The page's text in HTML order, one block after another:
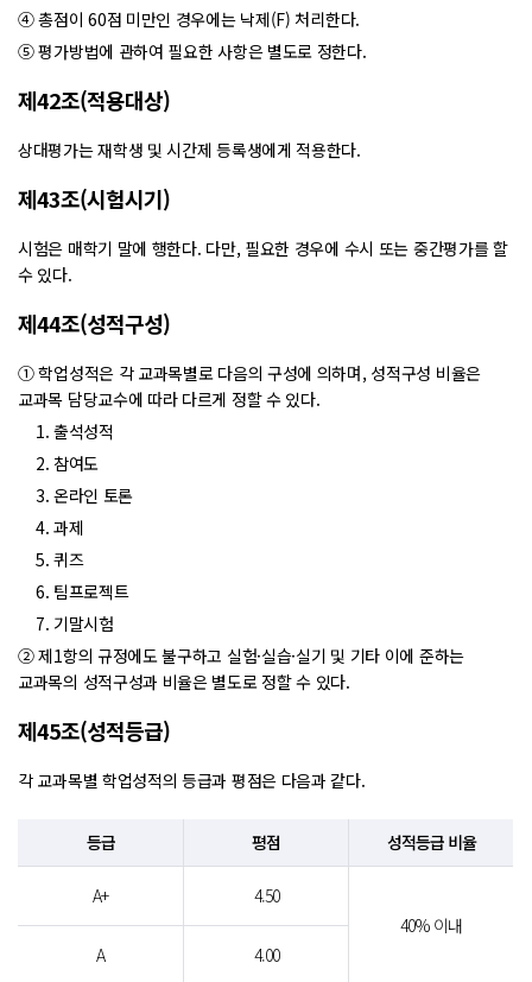
④ 총점이 60점 미만인 경우에는 낙제(F) 처리한다.
⑤ 평가방법에 관하여 필요한 사항은 별도로 정한다.
제42조(적용대상)
상대평가는 재학생 및 시간제 등록생에게 적용한다.
제43조(시험시기)
시험은 매학기 말에 행한다. 다만, 필요한 경우에 수시 또는 중간평가를 할
수 있다.
제44조(성적구성)
① 학업성적은 각 교과목별로 다음의 구성에 의하며, 성적구성 비율은
교과목 담당교수에 따라 다르게 정할 수 있다.
1. 출석성적
2. 참여도
3. 온라인 토론
4. 과제
5. 퀴즈
6. 팀프로젝트
7. 기말시험
② 제1항의 규정에도 불구하고 실험·실습·실기 및 기타 이에 준하는
교과목의 성적구성과 비율은 별도로 정할 수 있다.
제45조(성적등급)
각 교과목별 학업성적의 등급과 평점은 다음과 같다.
등급 평점 성적등급 비율
A+
4.50
40% 이내
A
4.00